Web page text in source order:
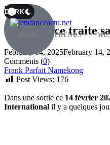
DARK
HOME TRENDS
Blog
Lady Ponce traite
February 14, 2025February 14,
Comments (0)
Frank Parfait Namekong
Post Views: 176
Dans une sortie ce 14 février
International il y a quelques